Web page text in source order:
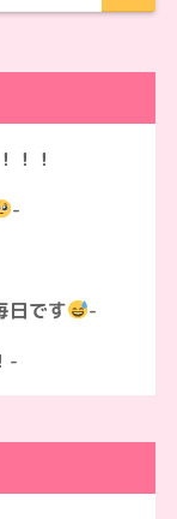
！！
-
日です
-
-